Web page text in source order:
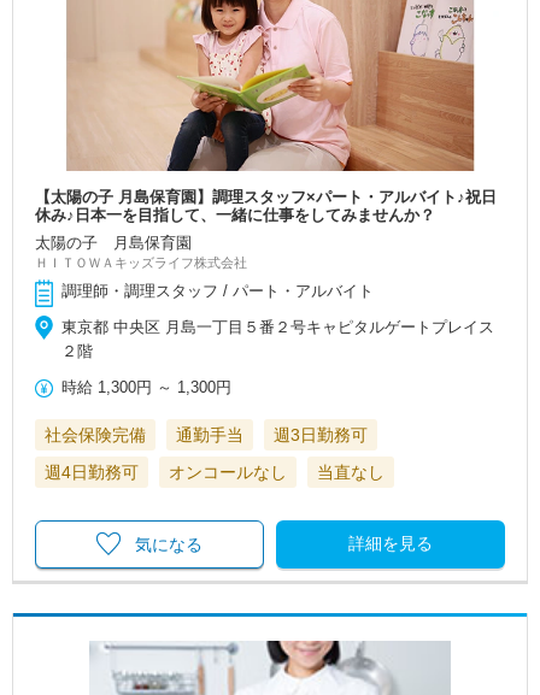
【太陽の子 月島保育園】調理スタッフ×パート・アルバイト♪祝日
休み♪日本一を目指して、一緒に仕事をしてみませんか？
太陽の子 月島保育園
ＨＩＴＯＷＡキッズライフ株式会社
調理師・調理スタッフ / パート・アルバイト
東京都 中央区 月島一丁目５番２号キャピタルゲートプレイス
２階
時給 1,300円 ～ 1,300円
社会保険完備 通勤手当
週3日勤務可
週4日勤務可
オンコールなし 当直なし
詳細を見る
気になる